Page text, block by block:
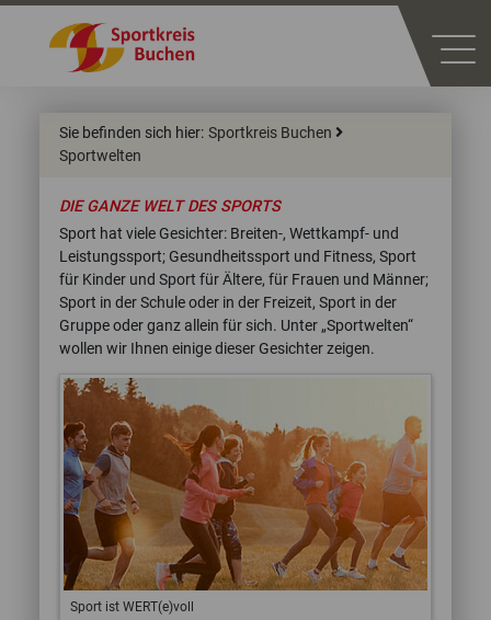
Sie befinden sich hier: Sportkreis Buchen
Sportwelten
DIE GANZE WELT DES SPORTS
Sport hat viele Gesichter: Breiten-, Wettkampf- und
Leistungssport; Gesundheitssport und Fitness, Sport
für Kinder und Sport für Ältere, für Frauen und Männer;
Sport in der Schule oder in der Freizeit, Sport in der
Gruppe oder ganz allein für sich. Unter „Sportwelten“
wollen wir Ihnen einige dieser Gesichter zeigen.
Sport ist WERT(e)voll